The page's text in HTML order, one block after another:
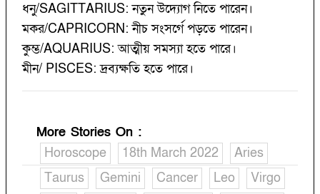
ধনু/SAGITTARIUS: নতুন উদ্যোগ নিতে পারেন।
মকর/CAPRICORN: নীচ সংসর্গে পড়তে পারেন।
কুম্ভ/AQUARIUS: আত্মীয় সমস্যা হতে পারে।
মীন/ PISCES: দ্রব্যক্ষতি হতে পারে।
More Stories On :
Horoscope
18th March 2022
Aries
Taurus
Gemini Cancer Leo
Virgo